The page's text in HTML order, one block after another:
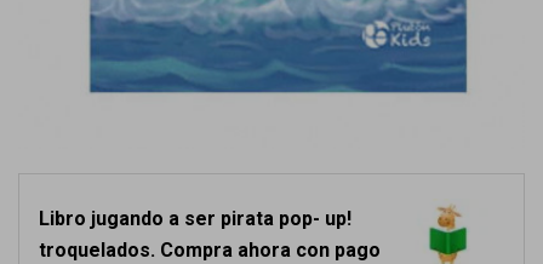
Libro jugando a ser pirata pop- up!
troquelados. Compra ahora con pago